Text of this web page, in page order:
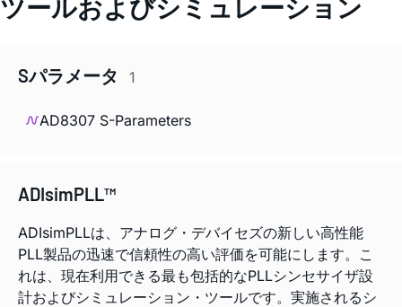
ツールおよびシミュレーション
Sパラメータ 1
AD8307 S-Parameters
ADIsimPLL™
ADIsimPLLは、アナログ・デバイセズの新しい高性能
PLL製品の迅速で信頼性の高い評価を可能にします。こ
れは、現在利用できる最も包括的なPLLシンセサイザ設
計およびシミュレーション・ツールです。実施されるシ